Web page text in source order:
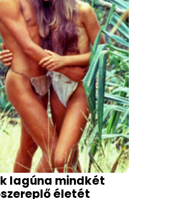
lagúna mindkét
életét